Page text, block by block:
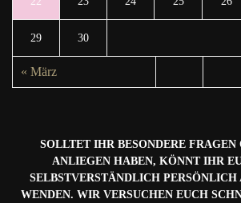
29 30
« März
SOLLTET IHR BESONDERE FRAGEN
ANLIEGEN HABEN, KÖNNT IHR
SELBSTVERSTÄNDLICH PERSÖNLICH
WENDEN. WIR VERSUCHEN EUCH